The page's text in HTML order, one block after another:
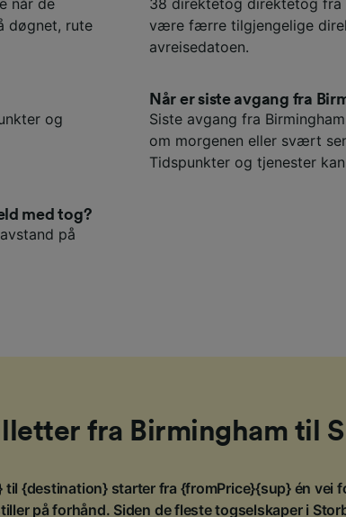
døgnet, rute
være færre tilgjengelige
avreisedatoen.
og
Når er siste avgang fra
Siste avgang fra
om morgenen eller svært
Tidspunkter og tjenester
med tog?
på
fra Birmingham til
{destination} starter fra {fromPrice}{sup} én vei
på forhånd. Siden de fleste togselskaper i